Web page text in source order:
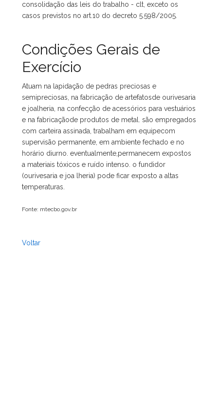
consolidação das leis do trabalho - clt, exceto os
casos previstos no art.10 do decreto 5.598/2005.
Condições Gerais de
Exercício
Atuam na lapidação de pedras preciosas e
semipreciosas, na fabricação de artefatosde ourivesaria
e joalheria, na confecção de acessórios para vestuários
e na fabricaçãode produtos de metal. são empregados
com carteira assinada, trabalham em equipecom
supervisão permanente, em ambiente fechado e no
horário diurno. eventualmente,permanecem expostos
a materiais tóxicos e ruído intenso. o fundidor
(ourivesaria e joa lheria) pode ficar exposto a altas
temperaturas.
Fonte: mtecbo.gov.br
Voltar